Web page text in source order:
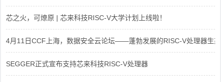
芯之火，可燎原 | 芯来科技RISC-V大学计划上线啦！
4月11日CCF上海，数据安全云论坛——蓬勃发展的RISC-V处理器生态
SEGGER正式宣布支持芯来科技RISC-V处理器